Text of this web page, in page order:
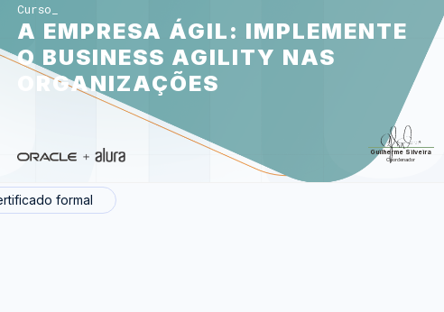
Curso
A EMPRESA ÁGIL: IMPLEMENTE
O BUSINESS AGILITY NAS
ORGANIZAÇÕES
Guilherme Silveira
Coordenador
formal